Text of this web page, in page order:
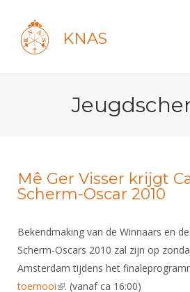
KNAS
Polls
Maandelijks archief
Evenement
Lidmaatschap
Reglementen
Ledencijfers
Sponsors en Partners
Introductie
Veteranen
Lichtzwaardschermen
Wat is topsport
Nieuws
NK's
Informatie
Voor de jeugd
Ouders en vereniging
Forums
Forums
Zoek Vereniging
Mê Ger Visser krijgt
Scherm-Oscar 2010
Bekendmaking van de Winnaars en
Scherm-Oscars 2010 zal zijn op
Amsterdam tijdens het
toernooi(link is external)
. (vanaf ca 16:00)